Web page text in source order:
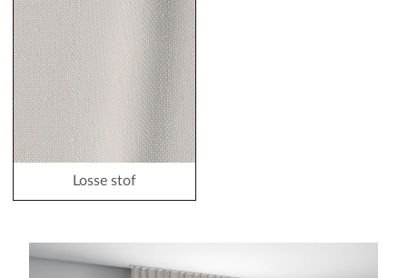
Losse stof